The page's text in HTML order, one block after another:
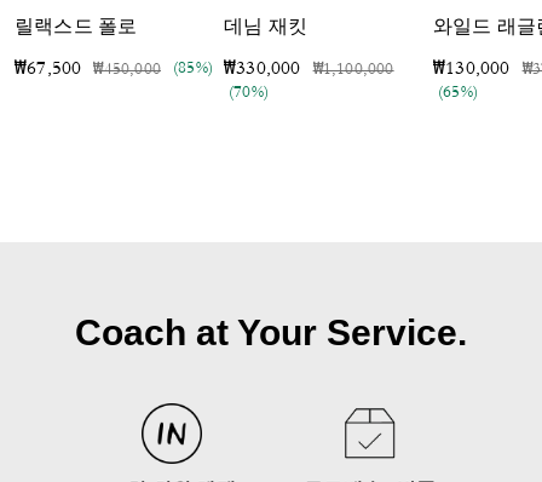
릴랙스드 폴로
₩67,500 가격 인하 전
₩450,000인하됨
(85%)
데님 재킷
₩330,000 가격 인하 전
₩1,100,000인하됨
(70%)
₩130,000 가
(65%)
Coach at Your Service.